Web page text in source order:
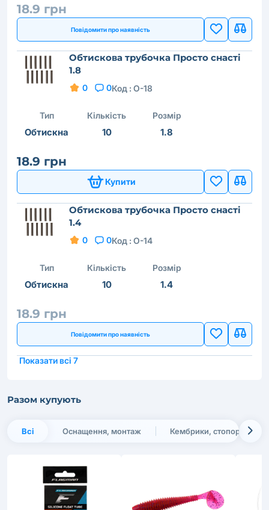
18.9 грн
Повідомити про наявність
Обтискова трубочка Просто снастi
1.8
0 0Код : O-18
Тип
Обтискна
Кількість
10
Розмір
1.8
18.9 грн
Купити
Обтискова трубочка Просто снастi
1.4
0 0Код : O-14
Тип
Обтискна
Кількість
10
Розмір
1.4
18.9 грн
Повідомити про наявність
Показати всі 7
Разом купують
Всі Оснащення, монтаж Кембрики, стопори,